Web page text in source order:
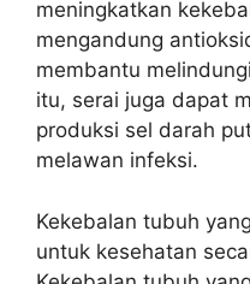
meningkatkan
mengandung
membantu
itu, serai juga dapat
produksi sel darah
melawan infeksi.
Kekebalan tubuh
untuk kesehatan